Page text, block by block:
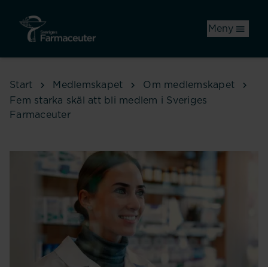
Meny
Start Medlemskapet
Om medlemskapet
Fem starka skäl att bli medlem i Sveriges
Farmaceuter